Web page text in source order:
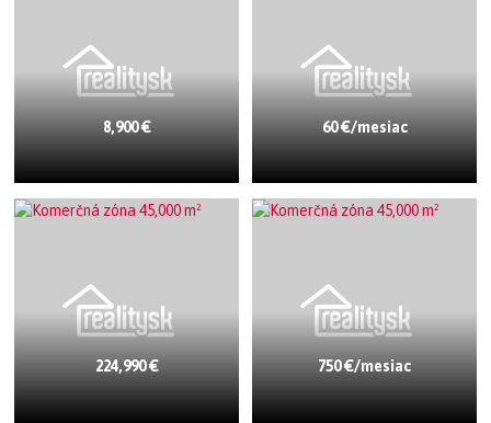
8,900 € 60 €/mesiac
224,990 € 750 €/mesiac